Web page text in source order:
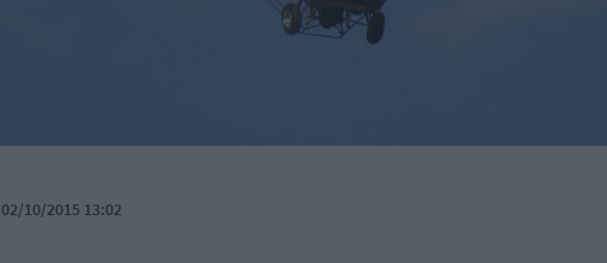
02/10/2015 13:02